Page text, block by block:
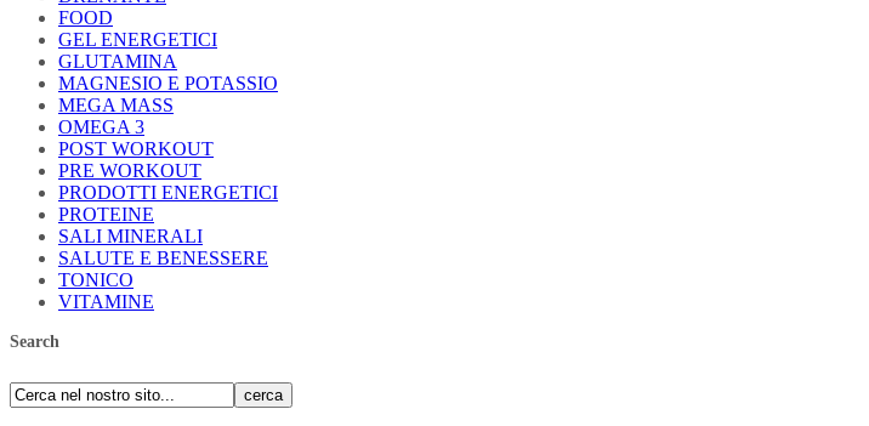
FOOD
GEL ENERGETICI
GLUTAMINA
MAGNESIO E POTASSIO
MEGA MASS
OMEGA 3
POST WORKOUT
PRE WORKOUT
PRODOTTI ENERGETICI
PROTEINE
SALI MINERALI
SALUTE E BENESSERE
TONICO
VITAMINE
Search
cerca